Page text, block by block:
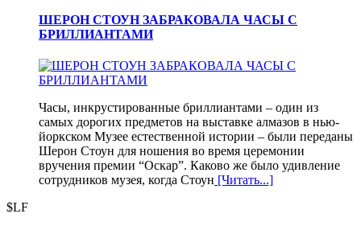
ШЕРОН СТОУН ЗАБРАКОВАЛА ЧАСЫ С
БРИЛЛИАНТАМИ
Часы, инкрустированные бриллиантами – один из
самых дорогих предметов на выставке алмазов в нью-
йоркском Музее естественной истории – были переданы
Шерон Стоун для ношения во время церемонии
вручения премии “Оскар”. Каково же было удивление
сотрудников музея, когда Стоун [Читать...]
$LF